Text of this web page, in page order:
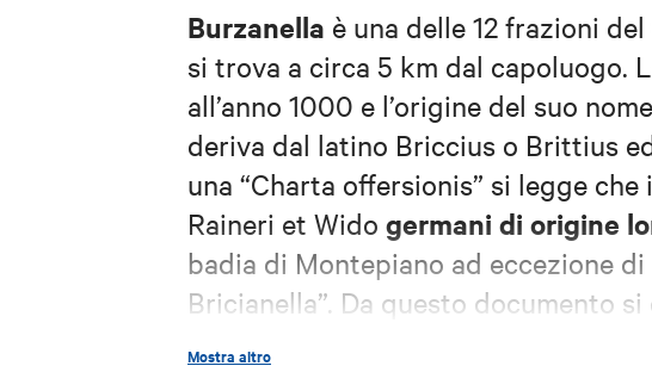
Burzanella è una delle 12 frazioni del
si trova a circa 5 km dal capoluogo.
all’anno 1000 e l’origine del suo
deriva dal latino Briccius o Brittius
una “Charta offersionis” si legge
Raineri et Wido germani di origine
badia di Montepiano ad eccezione di
Bricianella”. Da questo documento
Mostra altro